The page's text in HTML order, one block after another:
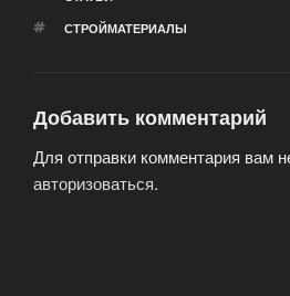
МЕТКИ
СТРОЙМАТЕРИАЛЫ
Добавить комментарий
Для отправки комментария вам
авторизоваться.